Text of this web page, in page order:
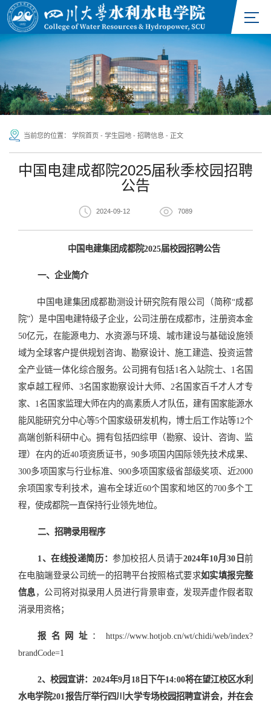
当前您的位置： 学院首页 - 学生园地 - 招聘信息 - 正文
中国电建成都院2025届秋季校园招聘
公告
2024-09-12 7089
中国电建集团成都院2025届校园招聘公告
一、企业简介
中国电建集团成都勘测设计研究院有限公司（简称“成都
院”）是中国电建特级子企业，公司注册在成都市，注册资本金
50亿元，在能源电力、水资源与环境、城市建设与基础设施领
域为全球客户提供规划咨询、勘察设计、施工建造、投资运营
全产业链一体化综合服务。公司拥有包括1名入站院士、 1 名国
家卓越工程师、 3名国家勘察设计大师、 2名国家百千才人才专
家、 1名国家监理大师在内的高素质人才队伍，建有国家能源水
能风能研究分中心等5个国家级研发机构，博士后工作站等12个
高端创新科研中心。拥有包括四综甲（勘察、设计、咨询、监
理）在内的近40项资质证书，90多项国内国际领先技术成果、
300多项国家与行业标准、 900多项国家级省部级奖项、近2000
余项国家专利技术，遍布全球近60个国家和地区的700多个工
程，使成都院一直保持行业领先地位。
二、 招聘录用程序
1、在线投递简历：参加校招人员请于2024年10月 30日前
在电脑端登录公司统一的招聘平台按照格式要求如实填报完整
信息，公司将对拟录用人员进行背景审查，发现弄虚作假者取
消录用资格；
报名网址 ：https://www.hotjob.cn/wt/chidi/web/index?
brandCode=1
2、校园宣讲：2024年9月 18日下午14:00将在望江校区水利
水电学院201报告厅举行四川大学专场校园招聘宣讲会，并在会